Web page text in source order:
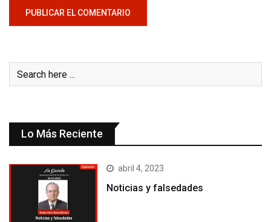
Lo Más Reciente
abril 4, 2023
Noticias y falsedades